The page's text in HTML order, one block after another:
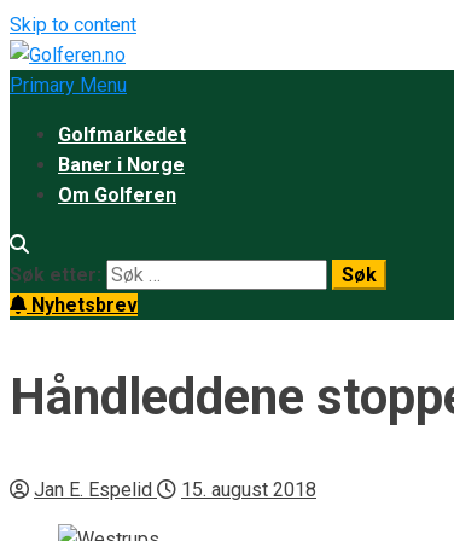
Skip to content
Primary Menu
Golfmarkedet
Baner i Norge
Om Golferen
Søk etter:
Nyhetsbrev
Håndleddene
Jan E. Espelid 15. august 2018